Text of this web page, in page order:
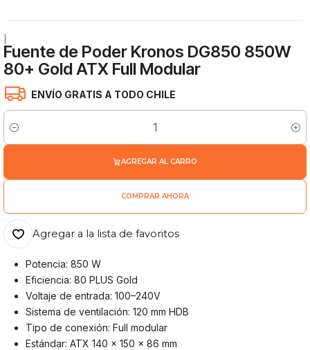
Fuente de Poder Kronos DG850 850W
80+ Gold ATX Full Modular
ENVÍO GRATIS A TODO CHILE
Cantidad
AGREGAR AL CARRO
COMPRAR AHORA
Agregar a la lista de favoritos
Potencia: 850 W
Eficiencia: 80 PLUS Gold
Voltaje de entrada: 100–240V
Sistema de ventilación: 120 mm HDB
Tipo de conexión: Full modular
Estándar: ATX 140 x 150 x 86 mm